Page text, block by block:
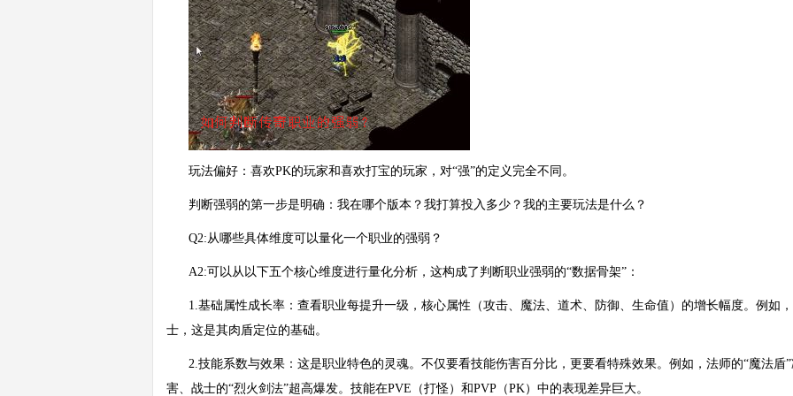
玩法偏好：喜欢PK的玩家和喜欢打宝的玩家，对“强”的定义完全不同。
判断强弱的第一步是明确：我在哪个版本？我打算投入多少？我的主要玩法是什么？
Q2:从哪些具体维度可以量化一个职业的强弱？
A2:可以从以下五个核心维度进行量化分析，这构成了判断职业强弱的“数据骨架”：
1.基础属性成长率：查看职业每提升一级，核心属性（攻击、魔法、道术、防御、生命值）的增长幅度。例如
士，这是其肉盾定位的基础。
2.技能系数与效果：这是职业特色的灵魂。不仅要看技能伤害百分比，更要看特殊效果。例如，法师的“魔法盾
害、战士的“烈火剑法”超高爆发。技能在PVE（打怪）和PVP（PK）中的表现差异巨大。